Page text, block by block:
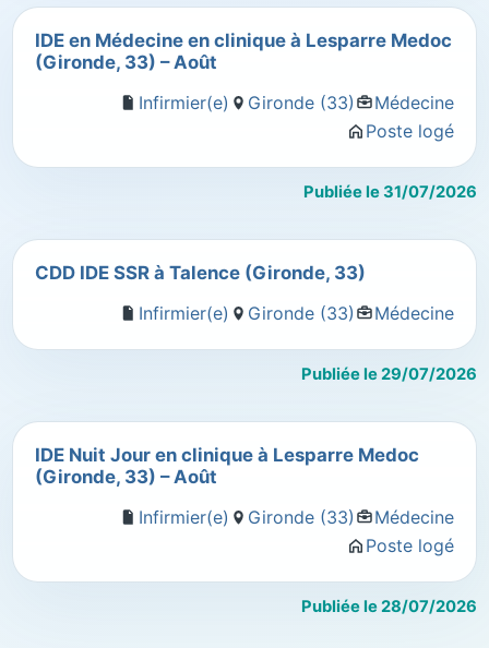
IDE en Médecine en clinique à Lesparre Medoc
(Gironde, 33) – Août
Infirmier(e)
Gironde (33)
Médecine
Poste logé
Publiée le 31/07/2026
CDD IDE SSR à Talence (Gironde, 33)
Infirmier(e)
Gironde (33) Médecine
Publiée le 29/07/2026
IDE Nuit Jour en clinique à Lesparre Medoc
(Gironde, 33) – Août
Infirmier(e)
Gironde (33)
Médecine
Poste logé
Publiée le 28/07/2026